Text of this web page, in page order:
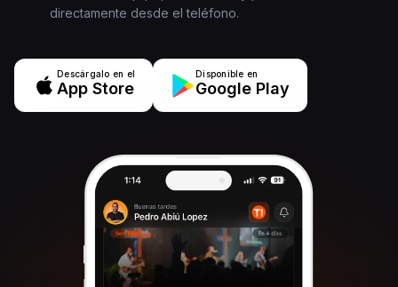
directamente desde el teléfono.
Descárgalo en el
App Store
Disponible en
Google Play